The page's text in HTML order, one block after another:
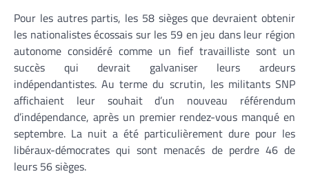
Pour les autres partis, les 58 sièges que devraient obtenir
les nationalistes écossais sur les 59 en jeu dans leur région
autonome considéré comme un fief travailliste sont un
succès qui devrait galvaniser leurs ardeurs
indépendantistes. Au terme du scrutin, les militants SNP
affichaient leur souhait d’un nouveau référendum
d’indépendance, après un premier rendez-vous manqué en
septembre. La nuit a été particulièrement dure pour les
libéraux-démocrates qui sont menacés de perdre 46 de
leurs 56 sièges.